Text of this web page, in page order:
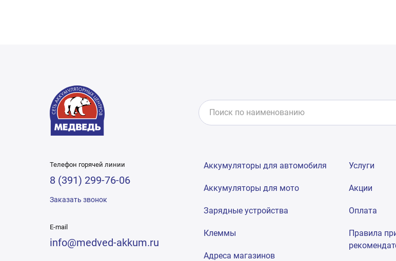
Телефон горячей линии
8 (391) 299-76-06
Заказать звонок
E-mail
info@medved-akkum.ru
Аккумуляторы для автомобиля
Аккумуляторы для мото
Зарядные устройства
Клеммы
Адреса магазинов
Услуги
Акции
Оплата
Правила